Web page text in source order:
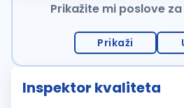
Prikažite mi poslove
Prikaži
Inspektor kvaliteta